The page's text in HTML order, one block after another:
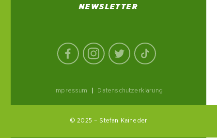
NEWSLETTER
Impressum Datenschutzerklärung
© 2025 – Stefan Kaineder